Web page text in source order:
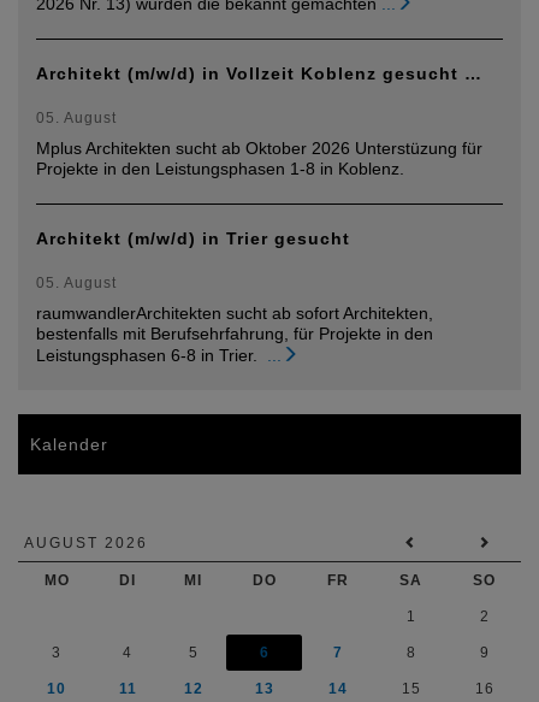
Architekt (m/w/d) in Vollzeit Koblenz gesucht …
05. August
Mplus Architekten sucht ab Oktober 2026 Unterstüzung für
Projekte in den Leistungsphasen 1-8 in Koblenz.
Architekt (m/w/d) in Trier gesucht
05. August
raumwandlerArchitekten sucht ab sofort Architekten,
bestenfalls mit Berufsehrfahrung, für Projekte in den
Leistungsphasen 6-8 in Trier.
Kalender
AUGUST 2026
MO DI MI DO FR SA SO
1 2
3 4 5 6 7 8 9
10 11 12 13 14 15 16